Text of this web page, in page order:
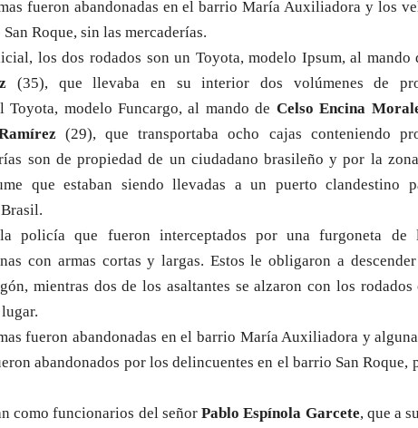
fueron abandonadas en el barrio María Auxiliadora y los
Roque, sin las mercaderías.
los dos rodados son un Toyota, modelo Ipsum, al mando
(35), que llevaba en su interior dos volúmenes de
modelo Funcargo, al mando de Celso Encina
(29), que transportaba ocho cajas conteniendo
son de propiedad de un ciudadano brasileño y por la
que estaban siendo llevadas a un puerto clandestino
policía que fueron interceptados por una furgoneta de
con armas cortas y largas. Estos le obligaron a
mientras dos de los asaltantes se alzaron con los rodados
fueron abandonadas en el barrio María Auxiliadora y
abandonados por los delincuentes en el barrio San Roque,
como funcionarios del señorPablo Espínola Garcete, que a